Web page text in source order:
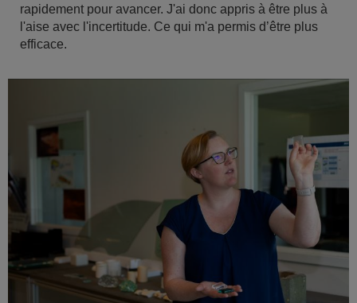
rapidement pour avancer. J'ai donc appris à être plus à
l'aise avec l'incertitude. Ce qui m'a permis d’être plus
efficace.